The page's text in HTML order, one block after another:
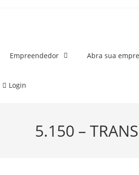
Empreendedor Abra sua
Login
5.150 –